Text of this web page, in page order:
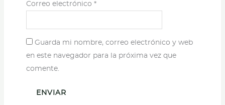
Correo electrónico *
Guarda mi nombre, correo electrónico y web
en este navegador para la próxima vez que
comente.